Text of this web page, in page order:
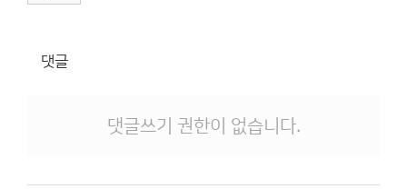
댓글
댓글쓰기 권한이 없습니다.